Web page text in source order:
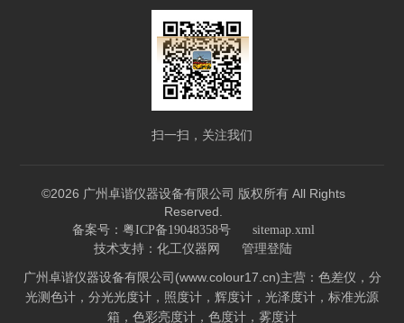
扫一扫，关注我们
©2026 广州卓谐仪器设备有限公司 版权所有 All Rights
Reserved.
备案号：粤ICP备19048358号 sitemap.xml
技术支持： 化工仪器网 管理登陆
广州卓谐仪器设备有限公司(www.colour17.cn)主营：色差仪，分
光测色计，分光光度计，照度计，辉度计，光泽度计，标准光源
箱，色彩亮度计，色度计，雾度计